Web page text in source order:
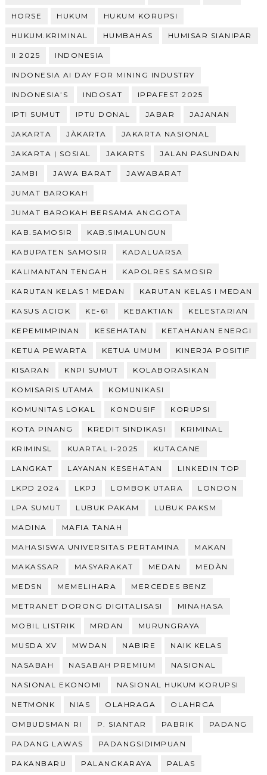
HORSE HUKUM HUKUM KORUPSI
HUKUM.KRIMINAL HUMBAHAS HUMISAR SIANIPAR
II 2025 INDONESIA
INDONESIA AI DAY FOR MINING INDUSTRY
INDONESIA’S INDOSAT IPPAFEST 2025
IPTI SUMUT IPTU DONAL JABAR JAJANAN
JAKARTA JÀKARTA JAKARTA NASIONAL
JAKARTA | SOSIAL JAKARTS JALAN PASUNDAN
JAMBI JAWA BARAT JAWABARAT
JUMAT BAROKAH
JUMAT BAROKAH BERSAMA ANGGOTA
KAB.SAMOSIR KAB.SIMALUNGUN
KABUPATEN SAMOSIR KADALUARSA
KALIMANTAN TENGAH KAPOLRES SAMOSIR
KARUTAN KELAS 1 MEDAN KARUTAN KELAS I MEDAN
KASUS ACIOK KE-61 KEBAKTIAN KELESTARIAN
KEPEMIMPINAN KESEHATAN KETAHANAN ENERGI
KETUA PEWARTA KETUA UMUM KINERJA POSITIF
KISARAN KNPI SUMUT KOLABORASIKAN
KOMISARIS UTAMA KOMUNIKASI
KOMUNITAS LOKAL KONDUSIF KORUPSI
KOTA PINANG KREDIT SINDIKASI KRIMINAL
KRIMINSL KUARTAL I-2025 KUTACANE
LANGKAT LAYANAN KESEHATAN LINKEDIN TOP
LKPD 2024 LKPJ LOMBOK UTARA LONDON
LPA SUMUT LUBUK PAKAM LUBUK PAKSM
MADINA MAFIA TANAH
MAHASISWA UNIVERSITAS PERTAMINA MAKAN
MAKASSAR MASYARAKAT MEDAN MEDÀN
MEDSN MEMELIHARA MERCEDES BENZ
METRANET DORONG DIGITALISASI MINAHASA
MOBIL LISTRIK MRDAN MURUNGRAYA
MUSDA XV MWDAN NABIRE NAIK KELAS
NASABAH NASABAH PREMIUM NASIONAL
NASIONAL EKONOMI NASIONAL HUKUM KORUPSI
NETMONK NIAS OLAHRAGA OLAHRGA
OMBUDSMAN RI P. SIANTAR PABRIK PADANG
PADANG LAWAS PADANGSIDIMPUAN
PAKANBARU PALANGKARAYA PALAS